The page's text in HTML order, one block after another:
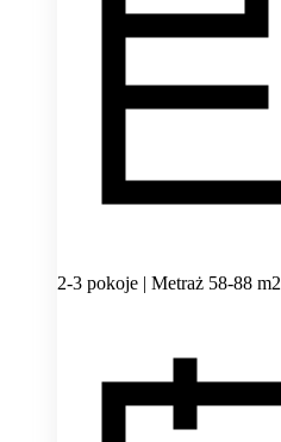
2-3 pokoje | Metraż 58-88 m2